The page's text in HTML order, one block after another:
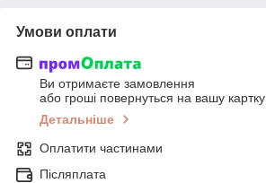
Умови оплати
Ви отримаєте замовлення
або гроші повернуться на вашу картку
Детальніше
Оплатити частинами
Післяплата